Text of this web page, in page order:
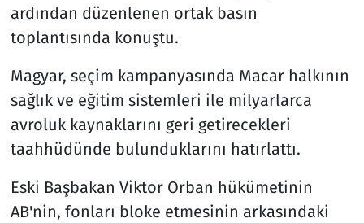
ardından düzenlenen ortak basın
toplantısında konuştu.
Magyar, seçim kampanyasında Macar halkının
sağlık ve eğitim sistemleri ile milyarlarca
avroluk kaynaklarını geri getirecekleri
taahhüdünde bulunduklarını hatırlattı.
Eski Başbakan Viktor Orban hükümetinin
AB'nin, fonları bloke etmesinin arkasındaki